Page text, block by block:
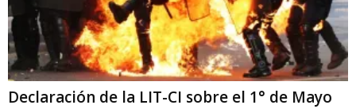
Declaración de la LIT-CI sobre el 1° de Mayo